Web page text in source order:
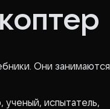
Они занимаются
испытатель,